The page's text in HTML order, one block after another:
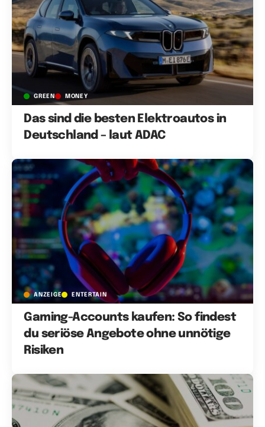
GREEN MONEY
Das sind die besten Elektroautos in
Deutschland – laut ADAC
ANZEIGE ENTERTAIN
Gaming-Accounts kaufen: So findest
du seriöse Angebote ohne unnötige
Risiken